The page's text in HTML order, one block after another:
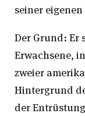
seiner
Der Grund: Er
Erwachsene,
zweier
Hintergrund
der